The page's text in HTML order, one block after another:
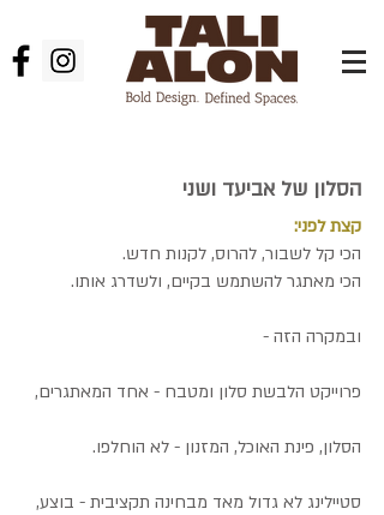
הסלון של אביעד ושני
קצת לפני:
הכי קל לשבור, להרוס, לקנות חדש.
הכי מאתגר להשתמש בקיים, ולשדרג אותו.
ובמקרה הזה -
פרוייקט הלבשת סלון ומטבח - אחד המאתגרים,
הסלון, פינת האוכל, המזנון - לא הוחלפו.
סטיילינג לא גדול מאד מבחינה תקציבית - בוצע,